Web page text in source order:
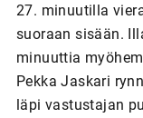
27. minuutilla
suoraan sisään.
minuuttia
Pekka Jaskari
läpi vastustajan